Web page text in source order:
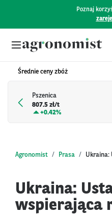
Poznaj
Średnie ceny zbóż
Pszenica
807.5 zł/t
+0.42%
Agronomist Prasa Ukraina:
Ukraina:
wspierająca